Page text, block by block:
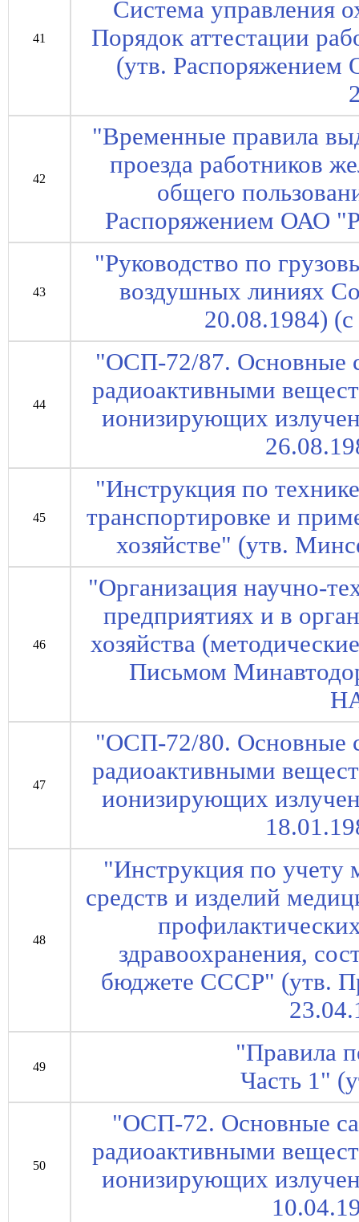
41
Система управления
Порядок аттестации
(утв.
42
"Временные правила
проезда работников
общего
Распоряжением ОАО
43
"Руководство по
воздушных линиях
20.08.1984)
44
"ОСП-72/87. Основные
радиоактивными
ионизирующих
45
"Инструкция по
транспортировке и
хозяйстве" (утв.
46
"Организация научно-
предприятиях и в
хозяйства
Письмом
47
"ОСП-72/80. Основные
радиоактивными
ионизирующих
48
"Инструкция по учету
средств и изделий
здравоохранения,
бюджете СССР" (утв.
49
"Правила
Часть 1"
50
"ОСП-72. Основные
радиоактивными
ионизирующих